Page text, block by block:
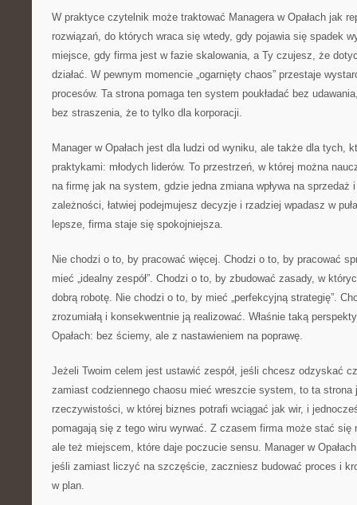
W praktyce czytelnik może traktować Managera w Opałach jak
rozwiązań, do których wraca się wtedy, gdy pojawia się spadek
miejsce, gdy firma jest w fazie skalowania, a Ty czujesz, że
działać. W pewnym momencie „ogarnięty chaos” przestaje
procesów. Ta strona pomaga ten system poukładać bez
bez straszenia, że to tylko dla korporacji.
Manager w Opałach jest dla ludzi od wyniku, ale także dla tych,
praktykami: młodych liderów. To przestrzeń, w której można
na firmę jak na system, gdzie jedna zmiana wpływa na sprzedaż
zależności, łatwiej podejmujesz decyzje i rzadziej wpadasz w
lepsze, firma staje się spokojniejsza.
Nie chodzi o to, by pracować więcej. Chodzi o to, by pracować
mieć „idealny zespół”. Chodzi o to, by zbudować zasady, w
dobrą robotę. Nie chodzi o to, by mieć „perfekcyjną strategię”.
zrozumiałą i konsekwentnie ją realizować. Właśnie taką
Opałach: bez ściemy, ale z nastawieniem na poprawę.
Jeżeli Twoim celem jest ustawić zespół, jeśli chcesz odzyskać
zamiast codziennego chaosu mieć wreszcie system, to ta strona
rzeczywistości, w której biznes potrafi wciągać jak wir, i
pomagają się z tego wiru wyrwać. Z czasem firma może stać się
ale też miejscem, które daje poczucie sensu. Manager w
jeśli zamiast liczyć na szczęście, zaczniesz budować proces i
w plan.